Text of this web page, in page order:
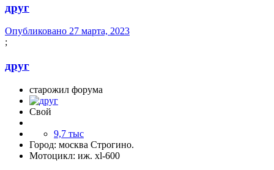
друг
Опубликовано 27 марта, 2023
;
друг
старожил форума
Свой
9,7 тыс
Город: москва Строгино.
Мотоцикл: иж. xl-600